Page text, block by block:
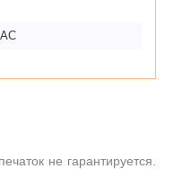
АС
не гарантируется.